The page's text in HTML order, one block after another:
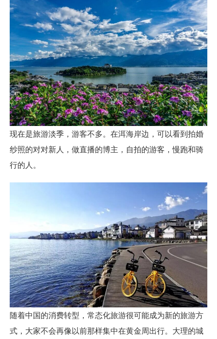
现在是旅游淡季，游客不多。在洱海岸边，可以看到拍婚
纱照的对对新人，做直播的博主，自拍的游客，慢跑和骑
行的人。
随着中国的消费转型，常态化旅游很可能成为新的旅游方
式，大家不会再像以前那样集中在黄金周出行。大理的城